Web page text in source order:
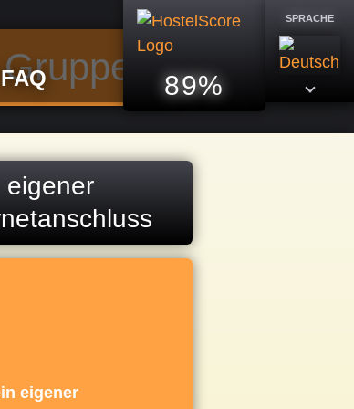
FAQ 89%
SPRACHE
versorgen,
eigener
eigener